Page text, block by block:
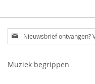
Schrijf
je
voor
Muziek begrippen